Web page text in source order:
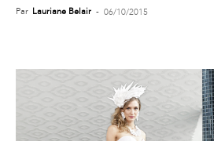
Par Lauriane Belair - 06/10/2015